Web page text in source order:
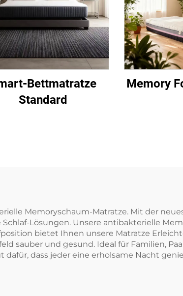
Bettmatratze
Standard
Memory
Memoryschaum-Matratze. Mit der
Lösungen. Unsere antibakterielle
bietet Ihnen unsere Matratze
sauber und gesund. Ideal für Familien,
dass jeder eine erholsame Nacht